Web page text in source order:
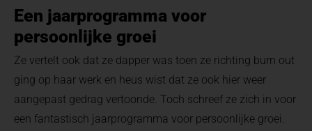
Een jaarprogramma voor
persoonlijke groei
Ze vertelt ook dat ze dapper was toen ze richting burn out
ging op haar werk en heus wist dat ze ook hier weer
aangepast gedrag vertoonde. Toch schreef ze zich in voor
een fantastisch jaarprogramma voor persoonlijke groei.